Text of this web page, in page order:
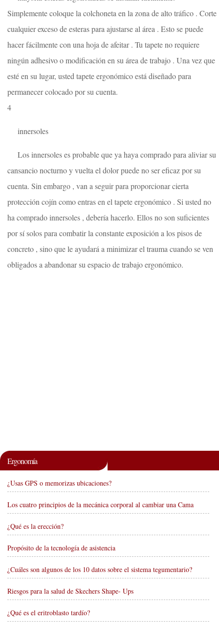
Simplemente coloque la colchoneta en la zona de alto tráfico . Corte
cualquier exceso de esteras para ajustarse al área . Esto se puede
hacer fácilmente con una hoja de afeitar . Tu tapete no requiere
ningún adhesivo o modificación en su área de trabajo . Una vez que
esté en su lugar, usted tapete ergonómico está diseñado para
permanecer colocado por su cuenta.
4
innersoles
Los innersoles es probable que ya haya comprado para aliviar su
cansancio nocturno y vuelta el dolor puede no ser eficaz por su
cuenta. Sin embargo , van a seguir para proporcionar cierta
protección cojín como entras en el tapete ergonómico . Si usted no
ha comprado innersoles , debería hacerlo. Ellos no son suficientes
por sí solos para combatir la constante exposición a los pisos de
concreto , sino que le ayudará a minimizar el trauma cuando se ven
obligados a abandonar su espacio de trabajo ergonómico.
Ergonomía
¿Usas GPS o memorizas ubicaciones?
Los cuatro principios de la mecánica corporal al cambiar una Cama
¿Qué es la erección?
Propósito de la tecnología de asistencia
¿Cuáles son algunos de los 10 datos sobre el sistema tegumentario?
Riesgos para la salud de Skechers Shape- Ups
¿Qué es el eritroblasto tardío?